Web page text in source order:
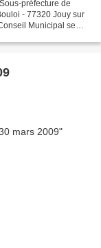
préfecture de
- 77320 Jouy sur
Municipal se